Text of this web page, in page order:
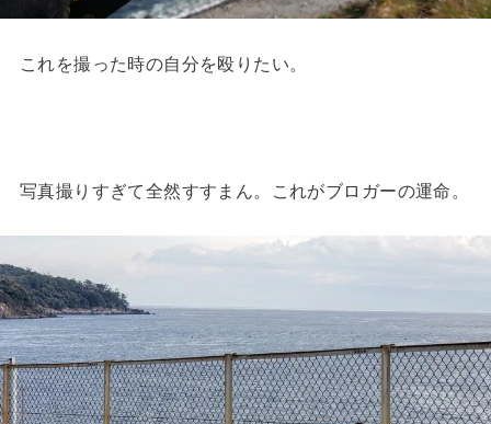
これを撮った時の自分を殴りたい。
写真撮りすぎて全然すすまん。これがブロガーの運命。